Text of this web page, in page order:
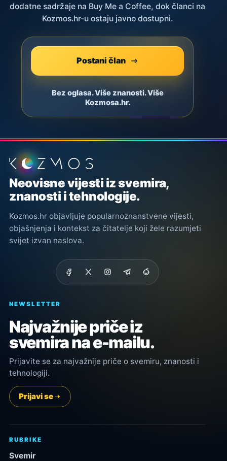
dodatne sadržaje na Buy Me a Coffee, dok članci na
Kozmos.hr-u ostaju javno dostupni.
Postani član
Bez oglasa. Više znanosti. Više
Kozmosa.hr.
Podnožje stranice
Neovisne vijesti iz svemira,
znanosti i tehnologije.
Kozmos.hr objavljuje popularnoznanstvene vijesti,
objašnjenja i kontekst za čitatelje koji žele razumjeti
svijet izvan naslova.
NEWSLETTER
Najvažnije priče iz
svemira na e-mailu.
Prijavite se za najvažnije priče o svemiru, znanosti i
tehnologiji.
Prijavi se
RUBRIKE
Svemir